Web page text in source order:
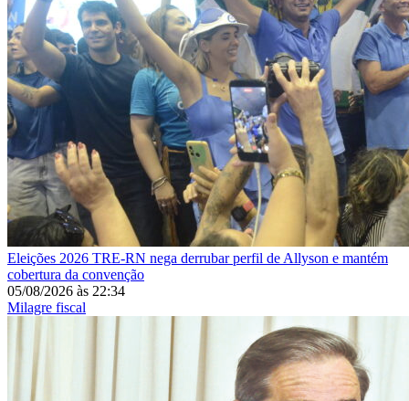
Eleições 2026 TRE-RN nega derrubar perfil de Allyson e mantém
cobertura da convenção
05/08/2026 às 22:34
Milagre fiscal